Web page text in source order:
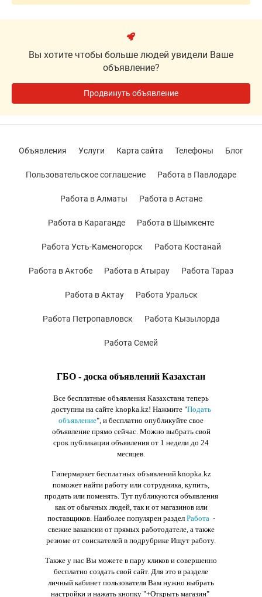
Вы хотите чтобы больше людей увидели Ваше
объявление?
Продвинуть объявление
ГБО - доска объявлений Казахстан
Все бесплатные объявления Казахстана теперь
доступны на сайте knopka.kz! Нажмите "Подать
объявление", и бесплатно опубликуйте свое
объявление прямо сейчас. Можно выбрать свой
срок публикации объявления от 1 недели до 24
месяцев.
Гипермаркет бесплатных объявлений knopka.kz
поможет найти работу или сотрудника, купить,
продать или поменять. Тут публикуются объявления
как от обычных людей, так и от магазинов или
поставщиков. Наиболее популярен раздел Работа-
свежие вакансии от прямых работодателе, а также
резюме от соискателей в подрубрике Ищут работу.
Также у нас Вы можете в пару кликов и совершенно
бесплатно создать свой сайт. Для это в разделе
личный кабинет пользователя Вам нужно выбрать
настройки и нажать кнопку "+Открыть магазин"
Объявления Услуги Карта сайта Телефоны Блог
Пользовательское соглашение Работа в Павлодаре
Работа в Алматы Работа в Астане
Работа в Караганде Работа в Шымкенте
Работа Усть-Каменогорск Работа Костанай
Работа в Актобе Работа в Атырау Работа Тараз
Работа в Актау Работа Уральск
Работа Петропавловск Работа Кызылорда
Работа Семей